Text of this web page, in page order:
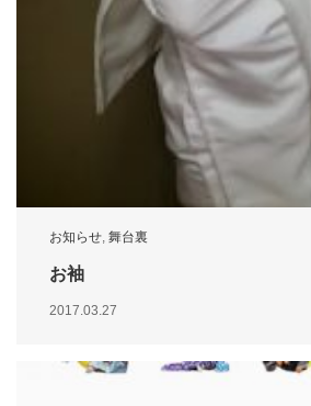
お知らせ, 舞台裏
お袖
2017.03.27